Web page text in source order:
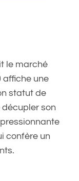
le marché
affiche une
statut de
son
confère un